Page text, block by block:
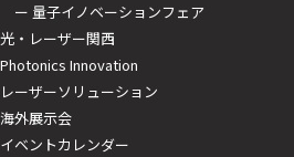
ー 量子イノベーションフェア
光・レーザー関西
Photonics Innovation
レーザーソリューション
海外展示会
イベントカレンダー